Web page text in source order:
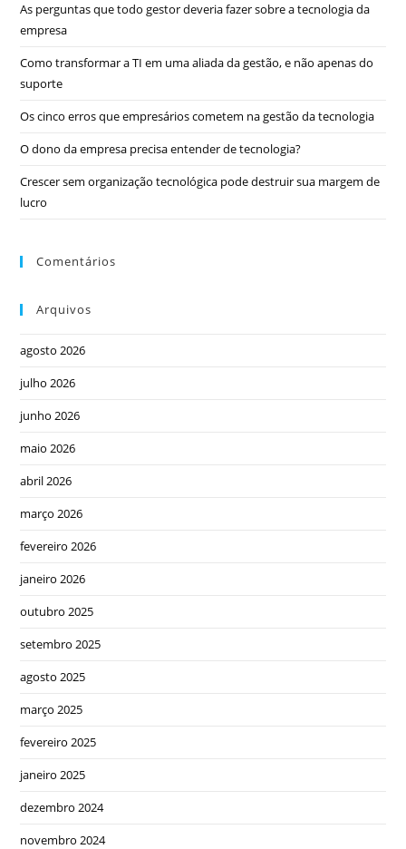
As perguntas que todo gestor deveria fazer sobre a tecnologia da
empresa
Como transformar a TI em uma aliada da gestão, e não apenas do
suporte
Os cinco erros que empresários cometem na gestão da tecnologia
O dono da empresa precisa entender de tecnologia?
Crescer sem organização tecnológica pode destruir sua margem de
lucro
Comentários
Arquivos
agosto 2026
julho 2026
junho 2026
maio 2026
abril 2026
março 2026
fevereiro 2026
janeiro 2026
outubro 2025
setembro 2025
agosto 2025
março 2025
fevereiro 2025
janeiro 2025
dezembro 2024
novembro 2024